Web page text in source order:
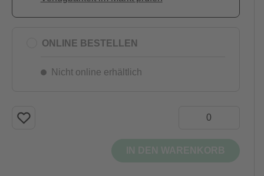
ONLINE BESTELLEN
Nicht online erhältlich